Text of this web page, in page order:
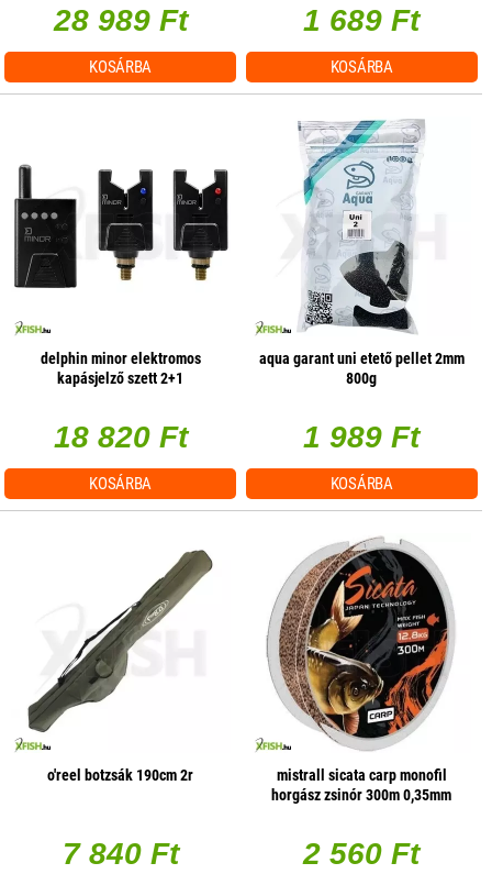
28 989 Ft
KOSÁRBA
1 689 Ft
KOSÁRBA
delphin minor elektromos
kapásjelző szett 2+1
18 820 Ft
KOSÁRBA
aqua garant uni etető pellet 2mm
800g
1 989 Ft
KOSÁRBA
o'reel botzsák 190cm 2r
7 840 Ft
mistrall sicata carp monofil
horgász zsinór 300m 0,35mm
2 560 Ft